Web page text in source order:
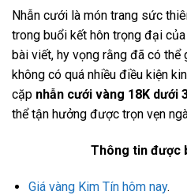
Nhẫn cưới là món trang sức
trong buổi kết hôn trọng đại
bài viết, hy vọng rằng đã có
không có quá nhiều điều kiện
cặp nhẫn cưới vàng 18K dưới
thể tận hưởng được trọn vẹn
Thông tin được
Giá vàng Kim Tín hôm nay.